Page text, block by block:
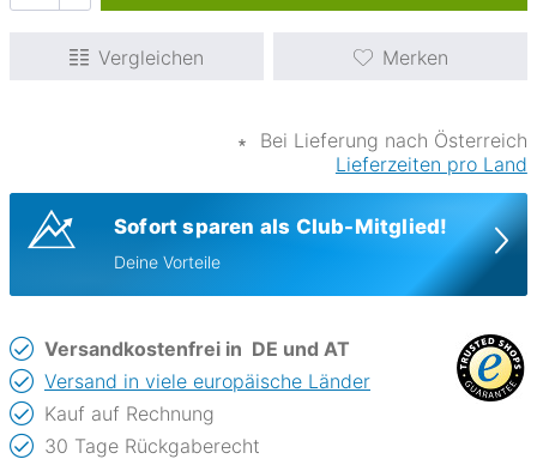
Vergleichen Merken
∗
Bei Lieferung nach Österreich
Lieferzeiten pro Land
Sofort sparen als Club-Mitglied!
Deine Vorteile
Versandkostenfrei in DE und AT
Versand in viele europäische Länder
Kauf auf Rechnung
30 Tage Rückgaberecht